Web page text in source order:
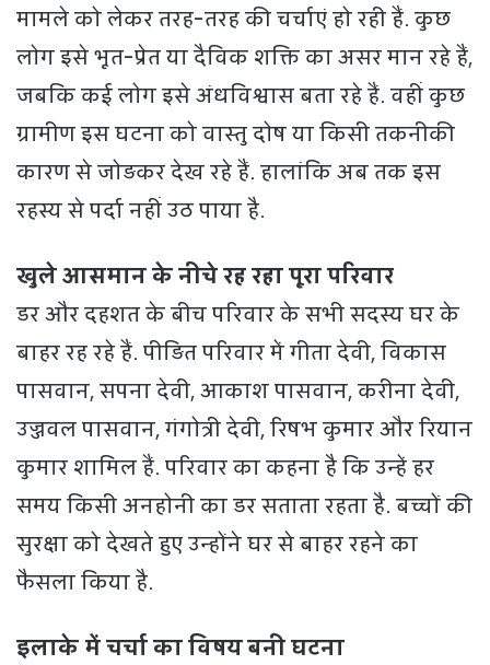
मामले को लेकर तरह-तरह की चर्चाएं हो रही हैं. कुछ
लोग इसे भूत-प्रेत या दैविक शक्ति का असर मान रहे हैं,
जबकि कई लोग इसे अंधविश्वास बता रहे हैं. वहीं कुछ
ग्रामीण इस घटना को वास्तु दोष या किसी तकनीकी
कारण से जोड़कर देख रहे हैं. हालांकि अब तक इस
रहस्य से पर्दा नहीं उठ पाया है.
खुले आसमान के नीचे रह रहा पूरा परिवार
डर और दहशत के बीच परिवार के सभी सदस्य घर के
बाहर रह रहे हैं. पीड़ित परिवार में गीता देवी, विकास
पासवान, सपना देवी, आकाश पासवान, करीना देवी,
उज्जवल पासवान, गंगोत्री देवी, रिषभ कुमार और रियान
कुमार शामिल हैं. परिवार का कहना है कि उन्हें हर
समय किसी अनहोनी का डर सताता रहता है. बच्चों की
सुरक्षा को देखते हुए उन्होंने घर से बाहर रहने का
फैसला किया है.
इलाके में चर्चा का विषय बनी घटना